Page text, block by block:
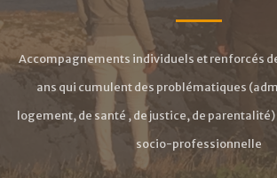
Accompagnements individuels et renforcés
ans qui cumulent des problématiques
logement, de santé , de justice, de
socio-professionnelle